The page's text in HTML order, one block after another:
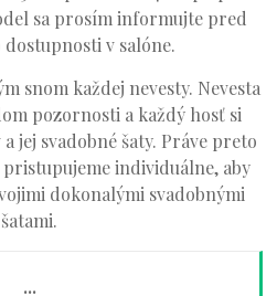
sa prosím informujte pred
dostupnosti v salóne.
snom každej nevesty. Nevesta
pozornosti a každý hosť si
jej svadobné šaty. Práve preto
individuálne, aby
dokonalými svadobnými
šatami.
...